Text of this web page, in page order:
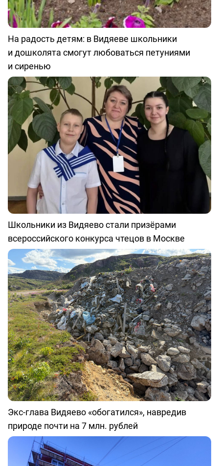
На радость детям: в Видяеве школьники
и дошколята смогут любоваться петуниями
и сиренью
Школьники из Видяево стали призёрами
всероссийского конкурса чтецов в Москве
Экс-глава Видяево «обогатился», навредив
природе почти на 7 млн. рублей